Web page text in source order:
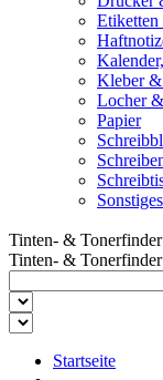
Kleber
Locher
Papier
Sonstiges
Tinten- &
Tinten- & Tonerfinder
Startseite